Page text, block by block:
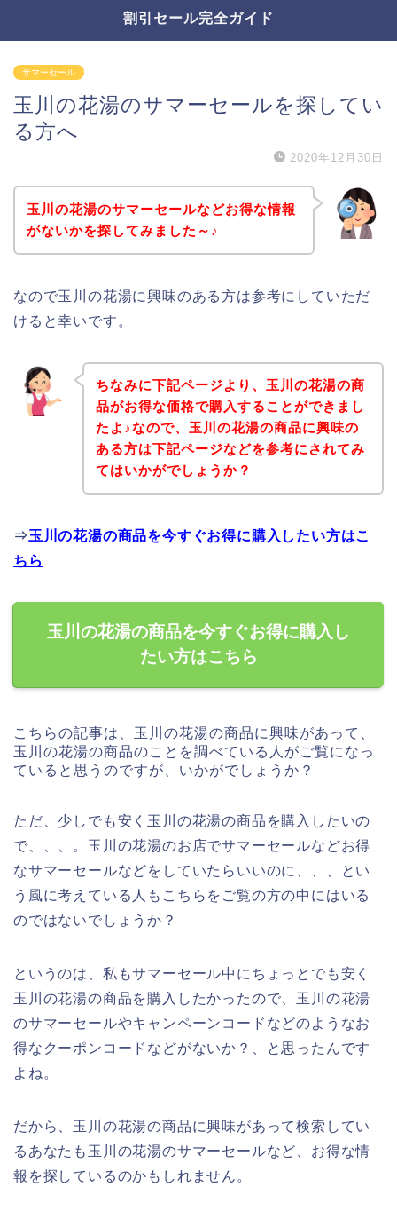
割引セール完全ガイド
サマーセール
玉川の花湯のサマーセールを探してい
る方へ
2020年12月30日
玉川の花湯のサマーセールなどお得な情報
がないかを探してみました～♪
なので玉川の花湯に興味のある方は参考にしていただ
けると幸いです。
ちなみに下記ページより、玉川の花湯の商
品がお得な価格で購入することができまし
たよ♪なので、玉川の花湯の商品に興味の
ある方は下記ページなどを参考にされてみ
てはいかがでしょうか？
⇒玉川の花湯の商品を今すぐお得に購入したい方はこ
ちら
玉川の花湯の商品を今すぐお得に購入し
たい方はこちら
こちらの記事は、玉川の花湯の商品に興味があって、
玉川の花湯の商品のことを調べている人がご覧になっ
ていると思うのですが、いかがでしょうか？
ただ、少しでも安く玉川の花湯の商品を購入したいの
で、、、。玉川の花湯のお店でサマーセールなどお得
なサマーセールなどをしていたらいいのに、、、とい
う風に考えている人もこちらをご覧の方の中にはいる
のではないでしょうか？
というのは、私もサマーセール中にちょっとでも安く
玉川の花湯の商品を購入したかったので、玉川の花湯
のサマーセールやキャンペーンコードなどのようなお
得なクーポンコードなどがないか？、と思ったんです
よね。
だから、玉川の花湯の商品に興味があって検索してい
るあなたも玉川の花湯のサマーセールなど、お得な情
報を探しているのかもしれません。